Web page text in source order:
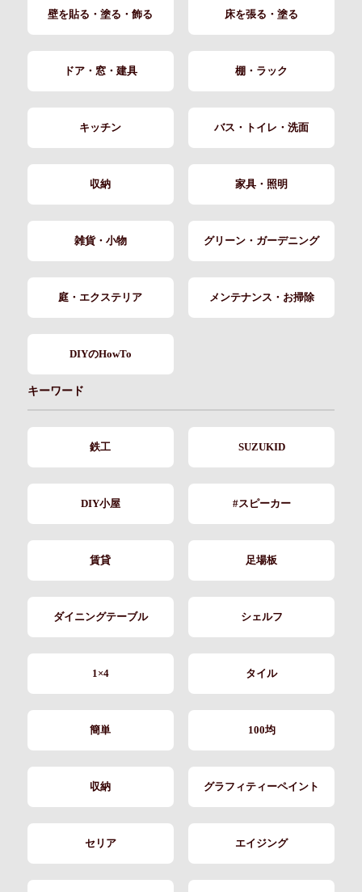
壁を貼る・塗る・飾る 床を張る・塗る
ドア・窓・建具 棚・ラック
キッチン バス・トイレ・洗面
収納 家具・照明
雑貨・小物 グリーン・ガーデニング
庭・エクステリア メンテナンス・お掃除
DIYのHowTo
キーワード
鉄工 SUZUKID
DIY小屋 #スピーカー
賃貸 足場板
ダイニングテーブル シェルフ
1×4 タイル
簡単 100均
収納 グラフィティーペイント
セリア エイジング